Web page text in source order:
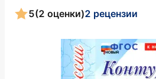
5(2 оценки)2 рецензии